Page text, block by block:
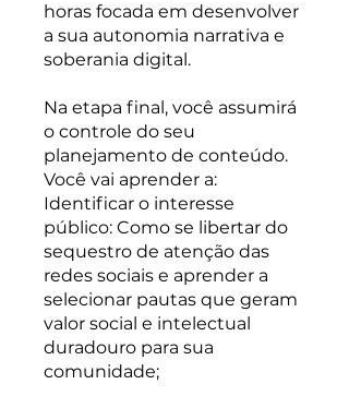
horas focada em desenvolver
a sua autonomia narrativa e
soberania digital.
Na etapa final, você assumirá
o controle do seu
planejamento de conteúdo.
Você vai aprender a:
Identificar o interesse
público: Como se libertar do
sequestro de atenção das
redes sociais e aprender a
selecionar pautas que geram
valor social e intelectual
duradouro para sua
comunidade;